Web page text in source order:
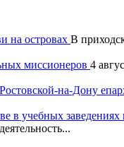
на островах В
миссионеров 4
на-Дону
в учебных